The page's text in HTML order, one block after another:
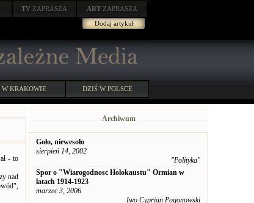
TV ZAPRASZA ART ZAPRASZA
Dodaj artykuł
W KRAKOWIE DZIŚ W POLSCE
- to
nad
Archiwum
Goło, niewesoło
sierpień 14, 2002
"Polityka"
Spor o "Wiarogodnosc Holokaustu" Ormian w
latach 1914-1923
marzec 3, 2006
Iwo Cyprian Pogonowski